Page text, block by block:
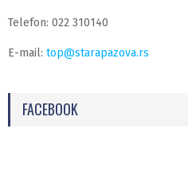
Telefon: 022 310140
E-mail: top@starapazova.rs
FACEBOOK